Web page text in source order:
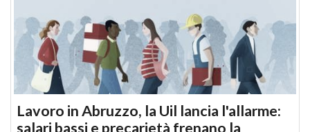
Lavoro in Abruzzo, la Uil lancia l'allarme:
salari bassi e precarietà frenano la